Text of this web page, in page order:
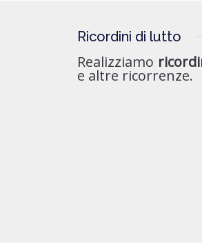
Ricordini di lutto
Realizziamo
e altre ricorrenze.